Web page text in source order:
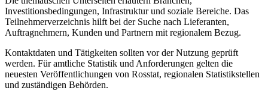
Investitionsbedingungen, Infrastruktur und soziale Bereiche. Das
Teilnehmerverzeichnis hilft bei der Suche nach Lieferanten,
Auftragnehmern, Kunden und Partnern mit regionalem Bezug.
Kontaktdaten und Tätigkeiten sollten vor der Nutzung geprüft
werden. Für amtliche Statistik und Anforderungen gelten die
neuesten Veröffentlichungen von Rosstat, regionalen Statistikstellen
und zuständigen Behörden.